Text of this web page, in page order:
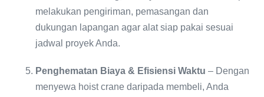
melakukan pengiriman, pemasangan dan
dukungan lapangan agar alat siap pakai sesuai
jadwal proyek Anda.
Penghematan Biaya & Efisiensi Waktu – Dengan
menyewa hoist crane daripada membeli, Anda